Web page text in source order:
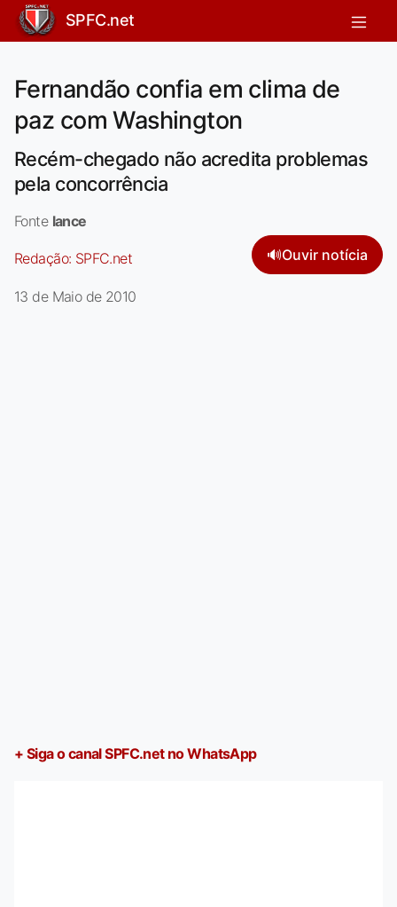
SPFC.net
Fernandão confia em clima de
paz com Washington
Recém-chegado não acredita problemas
pela concorrência
Fonte lance
Redação: SPFC.net 🔊Ouvir notícia
13 de Maio de 2010
+ Siga o canal SPFC.net no WhatsApp